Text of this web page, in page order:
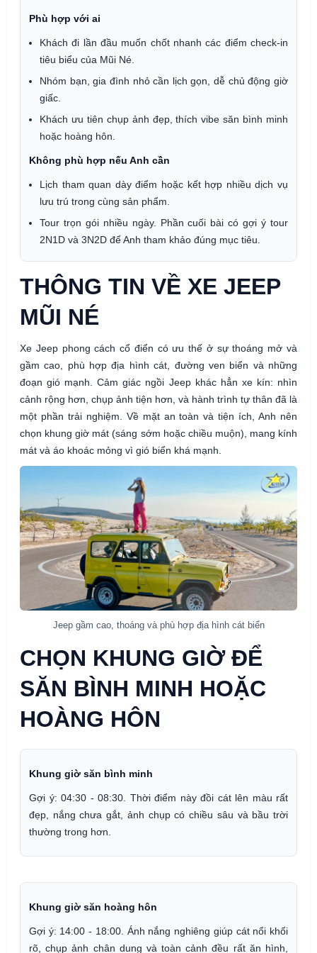
Phù hợp với ai
Khách đi lần đầu muốn chốt nhanh các điểm check-in
tiêu biểu của Mũi Né.
Nhóm bạn, gia đình nhỏ cần lịch gọn, dễ chủ động giờ
giấc.
Khách ưu tiên chụp ảnh đẹp, thích vibe săn bình minh
hoặc hoàng hôn.
Không phù hợp nếu Anh cần
Lịch tham quan dày điểm hoặc kết hợp nhiều dịch vụ
lưu trú trong cùng sản phẩm.
Tour trọn gói nhiều ngày. Phần cuối bài có gợi ý tour
2N1D và 3N2D để Anh tham khảo đúng mục tiêu.
THÔNG TIN VỀ XE JEEP
MŨI NÉ
Xe Jeep phong cách cổ điển có ưu thế ở sự thoáng mở và
gầm cao, phù hợp địa hình cát, đường ven biển và những
đoạn gió mạnh. Cảm giác ngồi Jeep khác hẳn xe kín: nhìn
cảnh rộng hơn, chụp ảnh tiện hơn, và hành trình tự thân đã là
một phần trải nghiệm. Về mặt an toàn và tiện ích, Anh nên
chọn khung giờ mát (sáng sớm hoặc chiều muộn), mang kính
mát và áo khoác mỏng vì gió biển khá mạnh.
Jeep gầm cao, thoáng và phù hợp địa hình cát biển
CHỌN KHUNG GIỜ ĐỂ
SĂN BÌNH MINH HOẶC
HOÀNG HÔN
Khung giờ săn bình minh
Gợi ý: 04:30 - 08:30. Thời điểm này đồi cát lên màu rất
đẹp, nắng chưa gắt, ảnh chụp có chiều sâu và bầu trời
thường trong hơn.
Khung giờ săn hoàng hôn
Gợi ý: 14:00 - 18:00. Ánh nắng nghiêng giúp cát nổi khối
rõ, chụp ảnh chân dung và toàn cảnh đều rất ăn hình,